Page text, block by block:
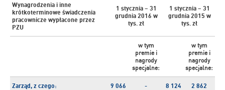
Wynagrodzenia i inne
krótkoterminowe świadczenia
pracownicze wypłacone przez
PZU
1 stycznia – 31
grudnia 2016 w
tys. zł
1 stycznia – 31
grudnia 2015 w
tys. zł
w tym
premie i
nagrody
specjalne:
w tym
premie i
nagrody
specjalne:
Zarząd, z czego: 9 066 - 8 124 2 862